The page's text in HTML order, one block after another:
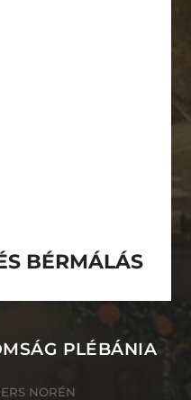
BÉRMÁLÁS
PLÉBÁNIA
NORÉN